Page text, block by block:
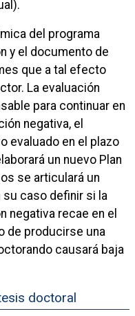
del programa
y el documento de
que a tal efecto
La evaluación
para continuar en
negativa, el
evaluado en el plazo
un nuevo Plan
se articulará un
su caso definir si la
negativa recae en el
de producirse una
causará baja
doctoral